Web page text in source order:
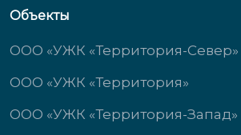
Объекты
ООО «УЖК «Территория-Север»
ООО «УЖК «Территория»
ООО «УЖК «Территория-Запад»